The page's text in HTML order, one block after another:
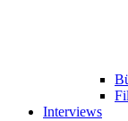
Interviews